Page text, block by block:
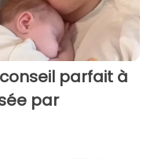
parfait à
par